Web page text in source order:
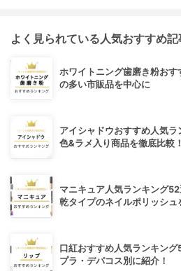
よく見られている人気おすすめ記
ホワイトニング歯磨き粉お
の多い市販品を中心に
アイシャドウおすすめ人気
色&ラメ入り商品を徹底比較！
マニキュア人気ランキング
乾タイプのネイルポリッシュ
口紅おすすめ人気ランキン
プラ・デパコス別に紹介！